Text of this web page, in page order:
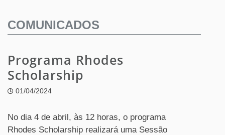
COMUNICADOS
Programa Rhodes
Scholarship
01/04/2024
No dia 4 de abril, às 12 horas, o programa
Rhodes Scholarship realizará uma Sessão